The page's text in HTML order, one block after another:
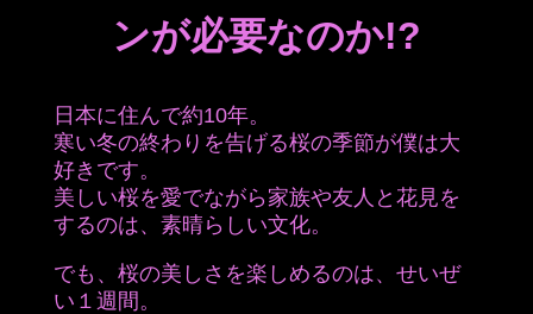
ンが必要なのか!?
日本に住んで約10年。
寒い冬の終わりを告げる桜の季節が僕は大
好きです。
美しい桜を愛でながら家族や友人と花見を
するのは、素晴らしい文化。
でも、桜の美しさを楽しめるのは、せいぜ
い１週間。